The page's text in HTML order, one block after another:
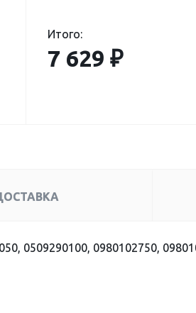
Итого:
7 629 ₽
0509290100, 0980102750,